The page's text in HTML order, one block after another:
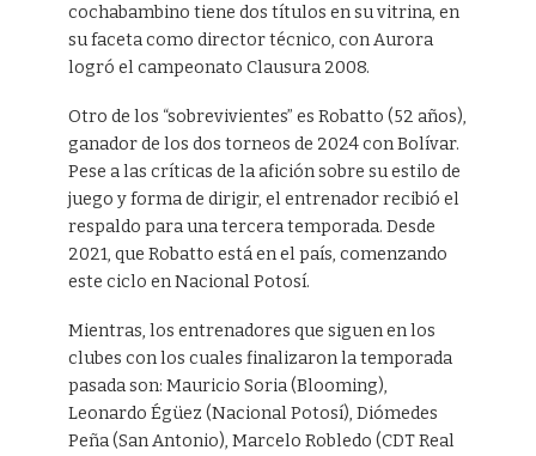
cochabambino tiene dos títulos en su vitrina, en
su faceta como director técnico, con Aurora
logró el campeonato Clausura 2008.
Otro de los “sobrevivientes” es Robatto (52 años),
ganador de los dos torneos de 2024 con Bolívar.
Pese a las críticas de la afición sobre su estilo de
juego y forma de dirigir, el entrenador recibió el
respaldo para una tercera temporada. Desde
2021, que Robatto está en el país, comenzando
este ciclo en Nacional Potosí.
Mientras, los entrenadores que siguen en los
clubes con los cuales finalizaron la temporada
pasada son: Mauricio Soria (Blooming),
Leonardo Égüez (Nacional Potosí), Diómedes
Peña (San Antonio), Marcelo Robledo (CDT Real